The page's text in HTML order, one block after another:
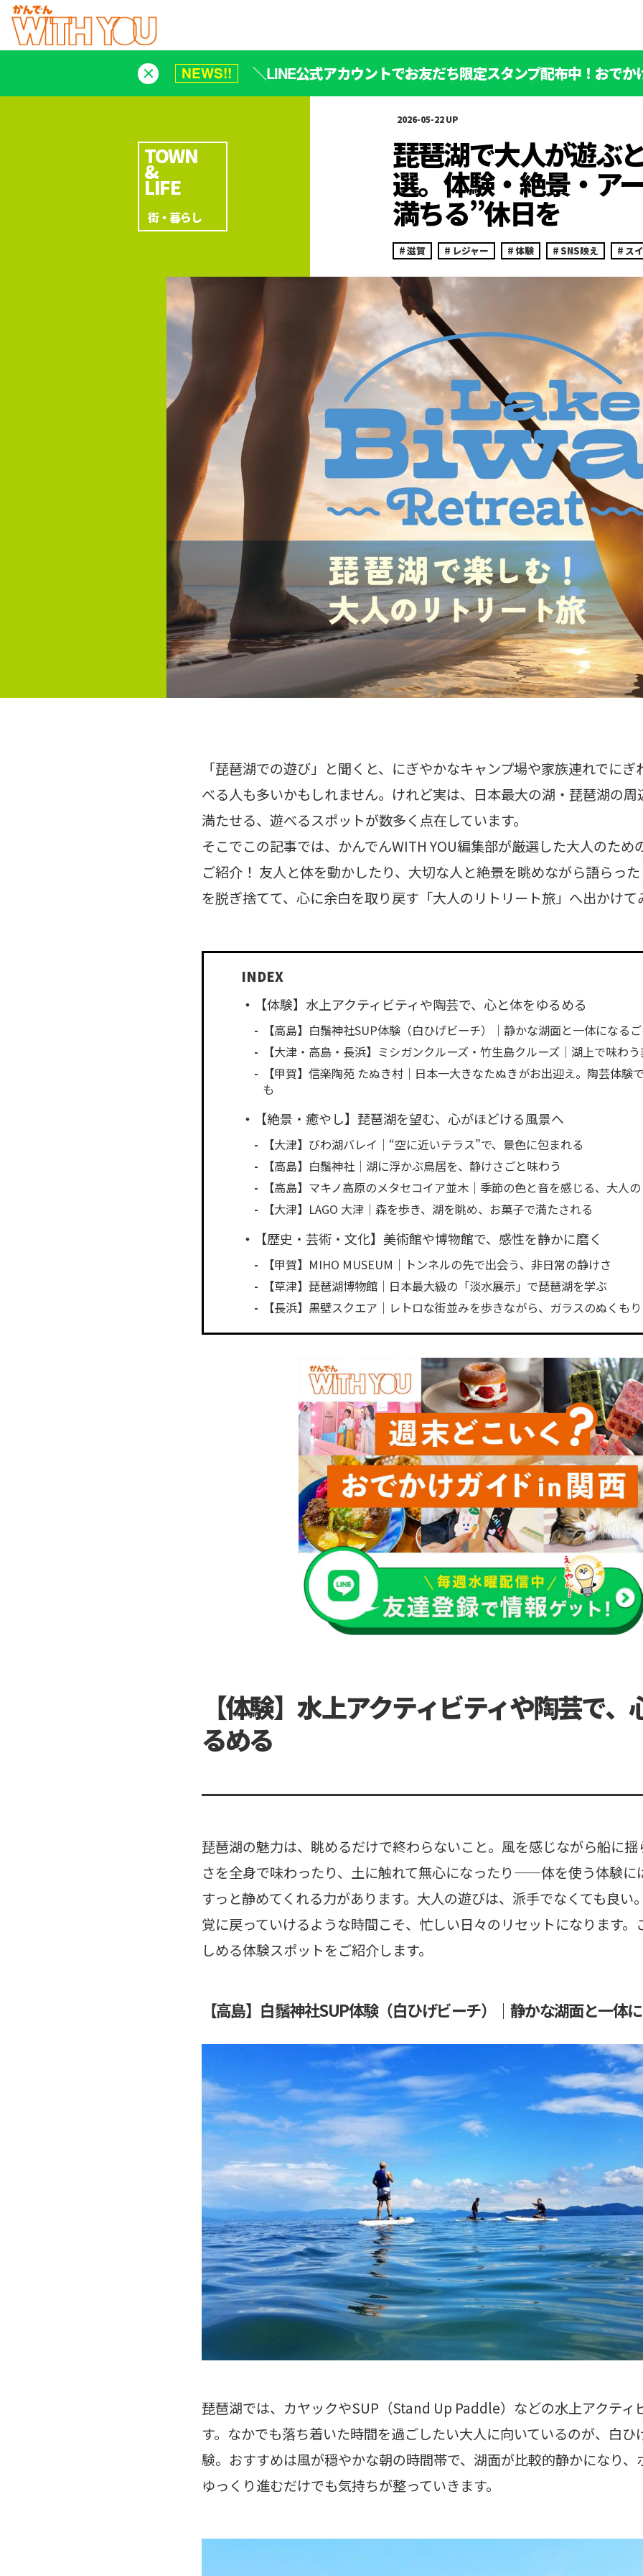
NEWS!! ＼LINE公式アカウントでお友だち限定スタンプ配布中！おで
2026-05-22
琵琶湖で大人が遊ぶ
選。体験・絶景・ア
満ちる”休日を
滋賀 レジャー 体験 SNS映え ス
「琵琶湖での遊び」と聞くと、にぎやかなキャンプ場や家族連れでに
べる人も多いかもしれません。けれど実は、日本最大の湖・琵琶湖の
満たせる、遊べるスポットが数多く点在しています。
そこでこの記事では、かんでんWITH YOU編集部が厳選した大人のため
ご紹介！ 友人と体を動かしたり、大切な人と絶景を眺めながら語らっ
を脱ぎ捨てて、心に余白を取り戻す「大人のリトリート旅」へ出かけて
【体験】水上アクティビティや陶芸で、心と体をゆるめる
【高島】白鬚神社SUP体験（白ひげビーチ）｜静かな湖面と一体になる
【大津・高島・長浜】ミシガンクルーズ・竹生島クルーズ｜湖上で味わ
【甲賀】信楽陶苑 たぬき村｜日本一大きなたぬきがお出迎え。陶芸体験
も
【絶景・癒やし】琵琶湖を望む、心がほどける風景へ
【大津】びわ湖バレイ｜“空に近いテラス”で、景色に包まれる
【高島】白鬚神社｜湖に浮かぶ鳥居を、静けさごと味わう
【高島】マキノ高原のメタセコイア並木｜季節の色と音を感じる、大人
【大津】LAGO 大津｜森を歩き、湖を眺め、お菓子で満たされる
【歴史・芸術・文化】美術館や博物館で、感性を静かに磨く
【甲賀】MIHO MUSEUM｜トンネルの先で出会う、非日常の静けさ
【草津】琵琶湖博物館｜日本最大級の「淡水展示」で琵琶湖を学ぶ
【長浜】黒壁スクエア｜レトロな街並みを歩きながら、ガラスのぬくも
【体験】水上アクティビティや陶芸で
るめる
琵琶湖の魅力は、眺めるだけで終わらないこと。風を感じながら船に
さを全身で味わったり、土に触れて無心になったり——体を使う体験に
すっと静めてくれる力があります。大人の遊びは、派手でなくても良い
覚に戻っていけるような時間こそ、忙しい日々のリセットになります。
しめる体験スポットをご紹介します。
【高島】白鬚神社SUP体験（白ひげビーチ）｜静かな湖面と一体
琵琶湖では、カヤックやSUP（Stand Up Paddle）などの水上アクティ
す。なかでも落ち着いた時間を過ごしたい大人に向いているのが、白ひ
験。おすすめは風が穏やかな朝の時間帯で、湖面が比較的静かになり、
ゆっくり進むだけでも気持ちが整っていきます。